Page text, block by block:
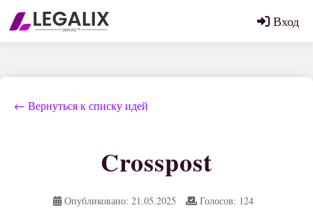
Вход
← Вернуться к списку идей
Crosspost
Опубликовано: 21.05.2025
Голосов: 124